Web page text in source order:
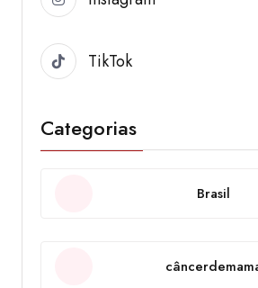
TikTok
Categorias
Brasil